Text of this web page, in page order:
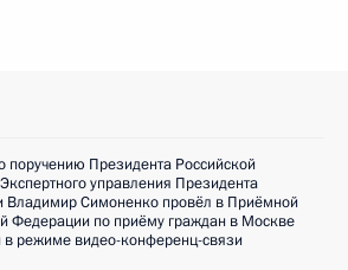
поручению Президента Российской
управления Президента
Владимир Симоненко провёл в Приёмной
Федерации по приёму граждан в Москве
режиме видео-конференц-связи